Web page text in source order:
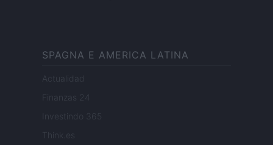
SPAGNA E AMERICA LATINA
Actualidad
Finanzas 24
Investindo 365
Think.es